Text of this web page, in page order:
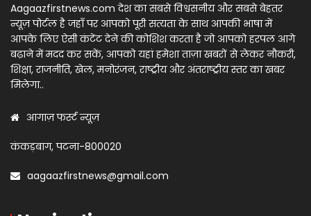
Aagaazfirstnews.com देश का सबसे विश्वसनीय और सबसे बेहतर
न्यूज़ पोर्टल है जहाँ पर आपको पूरी सत्यता के साथ आपकी भाषा में
आपके लिए ऐसी कंटेंट देने की कोशिश करता है जो आपको हरपल आगे
बढ़ाने में मदद कर सकें, आपको यहां हमेशा ताज़ा खबरों से लेकर नौकरी,
शिक्षा, राजनीति, खेल, मनोरंजन, राष्ट्रीय और अंतराष्ट्रीय स्तर का खबर
मिलेगा..
आगाज़ फर्स्ट न्यूज़
कंकड़बाग, पटना-800020
aagaazfirstnews@gmail.com